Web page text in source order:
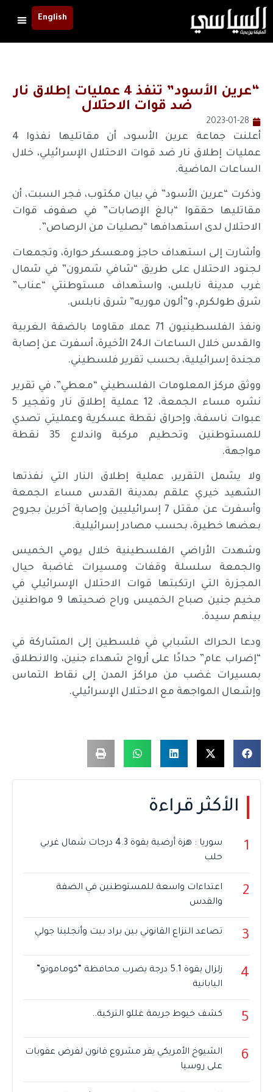
English
“عرين الأسود” تنفذ 4 عمليات إطلاق نار
ضد قوات الاحتلال
2023-01-28
أعلنت جماعة عرين الأسود، أن مقاتليها نفذوا 4
عمليات إطلاق نار ضد قوات الاحتلال الإسرائيلي، خلال
الساعات الماضية.
وذكرت “عرين الأسود” في بيان مكتوب، فجر السبت، أن
مقاتليها حققوا “بالغ الإصابات” في صفوف قوات
الاحتلال لدى استهدافها “بصليات من الرصاص”.
وأشارت إلى استهداف حاجز ومعسكر حوارة، وتجمعات
لجنود الاحتلال على طريق “شافي شمرون” في شمال
غرب مدينة نابلس، واستهداف مستوطنتي “عناب”
شرق طولكرم، و”ألون موريه” شرق نابلس.
ونفذ الفلسطينيون 71 عملا مقاوما بالضفة الغربية
والقدس خلال الساعات الـ24 الأخيرة، أسفرت عن إصابة
مجندة إسرائيلية، بحسب تقرير فلسطيني.
ووثق مركز المعلومات الفلسطيني “معطي”، في تقرير
نشره مساء الجمعة، 12 عملية إطلاق نار وتفجير 5
عبوات ناسفة، وإحراق نقطة عسكرية وعمليتي تصدي
للمستوطنين وتحطيم مركبة واندلاع 35 نقطة
مواجهة.
ولا يشمل التقرير، عملية إطلاق النار التي نفذتها
الشهيد خيري علقم بمدينة القدس مساء الجمعة
وأسفرت عن مقتل 7 إسرائيليين وإصابة آخرين بجروح
بعضها خطيرة، بحسب مصادر إسرائيلية.
وشهدت الأراضي الفلسطينية خلال يومي الخميس
والجمعة سلسلة وقفات ومسيرات غاضبة حيال
المجزرة التي ارتكبتها قوات الاحتلال الإسرائيلي في
مخيم جنين صباح الخميس وراح ضحيتها 9 مواطنين
بينهم سيدة.
ودعا الحراك الشبابي في فلسطين إلى المشاركة في
“إضراب عام” حدادًا على أرواح شهداء جنين، والانطلاق
بمسيرات غضب من مراكز المدن إلى نقاط التماس
وإشعال المواجهة مع الاحتلال الإسرائيلي.
الأكثر قراءة
1
سوريا : هزة أرضية بقوة 4.3 درجات شمال غربي
حلب
2
اعتداءات واسعة للمستوطنين في الضفة
والقدس
3 تصاعد النزاع القانوني بين براد بيت وأنجلينا جولي
4
زلزال بقوة 5.1 درجة يضرب محافظة “كوماموتو”
اليابانية
5 كشف خيوط جريمة غللو التركية..
6
الشيوخ الأمريكي يقر مشروع قانون لفرض عقوبات
على روسيا